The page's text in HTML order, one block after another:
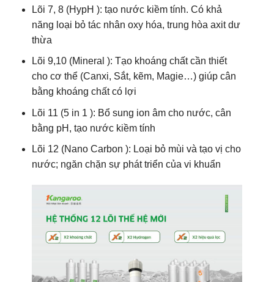
Lõi 7, 8 (HypH ): tạo nước kiềm tính. Có khả
năng loại bỏ tác nhân oxy hóa, trung hòa axit dư
thừa
Lõi 9,10 (Mineral ): Tạo khoáng chất cần thiết
cho cơ thể (Canxi, Sắt, kẽm, Magie…) giúp cân
bằng khoáng chất có lợi
Lõi 11 (5 in 1 ): Bổ sung ion âm cho nước, cân
bằng pH, tạo nước kiềm tính
Lõi 12 (Nano Carbon ): Loại bỏ mùi và tạo vị cho
nước; ngăn chặn sự phát triển của vi khuẩn